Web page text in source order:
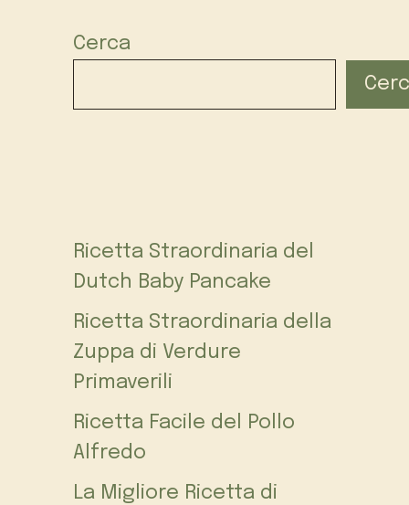
Cerca
Ricetta Straordinaria del
Dutch Baby Pancake
Ricetta Straordinaria della
Zuppa di Verdure
Primaverili
Ricetta Facile del Pollo
Alfredo
La Migliore Ricetta di